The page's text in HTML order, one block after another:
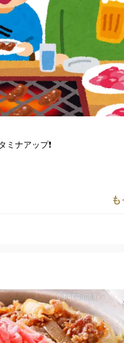
ナアップ❗️
した深い味わいが楽しめます。